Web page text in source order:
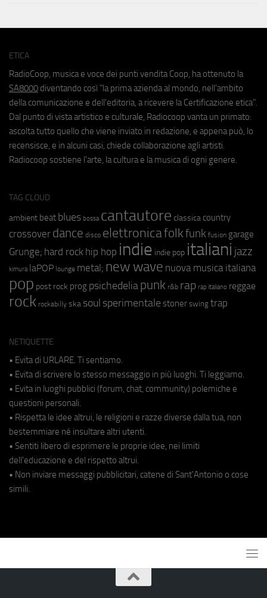
ETICA
RadioCoop, musica e voce dei punti vendita Coop, ha ottenuto la
SA8000 diventando così "la prima azienda al mondo, nell'ambito
della comunicazione e dell'editoria, a ricevere la Certificazione etica".
Dal punto di vista artistico e culturale, Radiocoop vanta un primato:
ascolta tutto quello che viene inviato in redazione, e appena può, lo
recensisce, e in alcuni casi, chiede collaborazione agli artisti.
Radiocoop sostiene l'arte, la cultura e la musica di ogni genere.
TAG CLOUD
ambient beat blues bossa cantautore classica country
crossover dance disco elettronicafolkfunk fusion garage
Grunge; hard rock hip hop indie indie pop italiani jazz
kimura laPOP lounge metal; new wave nuova musica italiana
pop post rock prog psichedeliapunk r&b rap rap italiano reggae
rock rockabilly ska soul sperimentale stoner swing trap
NETIQUETTE
• Evita di URLARE. Ti sentiamo.
• Evita di scrivere lo stesso messaggio in più luoghi. Ti leggiamo.
• Evita in luoghi pubblici (forum, chat, community) polemiche e
questioni personali.
• Rispetta le idee altrui, le religioni e razze diverse dalla tua, non
bestemmiare né insultare altri utenti.
• Sentiti libero di esprimere le proprie idee, nei limiti
dell'educazione e del rispetto altrui.
• Non inviare messaggi pubblicitari, catene di Sant'Antonio o cose
simili.